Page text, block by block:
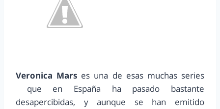
Veronica Mars es una de esas muchas series
que en España ha pasado bastante
desapercibidas, y aunque se han emitido